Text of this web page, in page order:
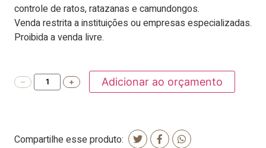
controle de ratos, ratazanas e camundongos.
Venda restrita a instituições ou empresas especializadas.
Proibida a venda livre.
Adicionar ao orçamento
Compartilhe esse produto: